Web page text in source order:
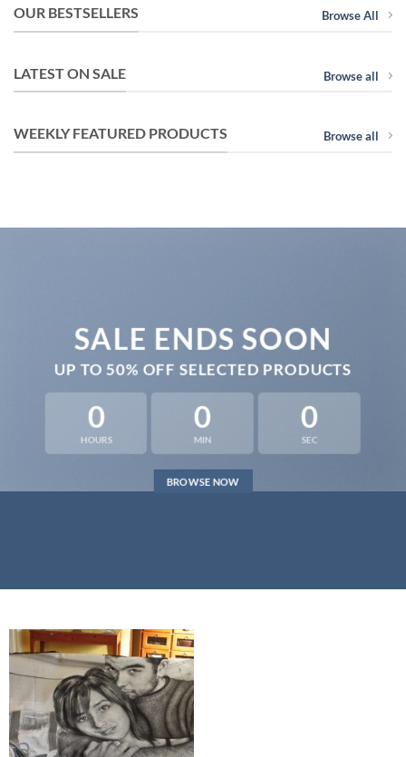
OUR BESTSELLERS Browse All
LATEST ON SALE Browse all
WEEKLY FEATURED PRODUCTS Browse all
SALE ENDS SOON
UP TO50% OFF SELECTED PRODUCTS
0
HOURS
0
MIN
0
SEC
BROWSE NOW